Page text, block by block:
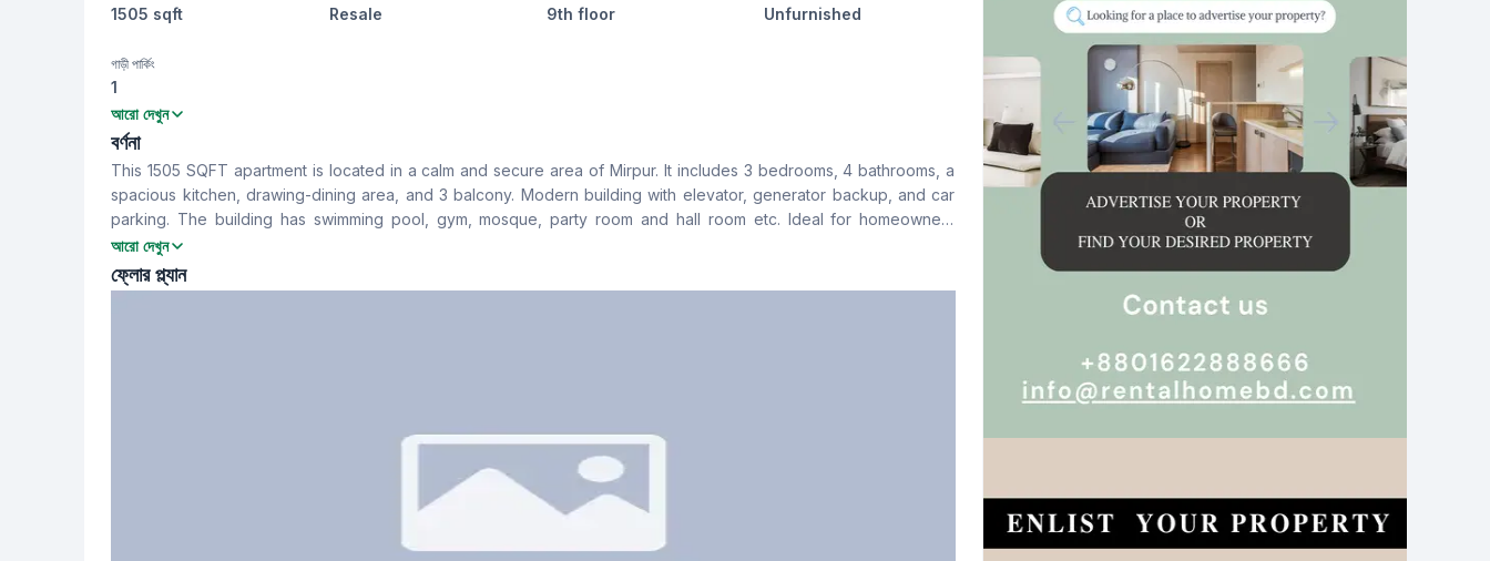
1505 sqft Resale 9th floor Unfurnished
গাড়ী পার্কিং
1
বেডরুম
3
Yes 3 Tiled 1
সার্ভেন্ট রুম
No
আরো দেখুন
বর্ণনা
This 1505 SQFT apartment is located in a calm and secure area of Mirpur. It includes 3 bedrooms, 4 bathrooms, a
spacious kitchen, drawing-dining area, and 3 balcony. Modern building with elevator, generator backup, and car
parking. The building has swimming pool, gym, mosque, party room and hall room etc. Ideal for homeowners
looking for space and comfort in a prime zone.
আরো দেখুন
ফ্লোর প্ল্যান